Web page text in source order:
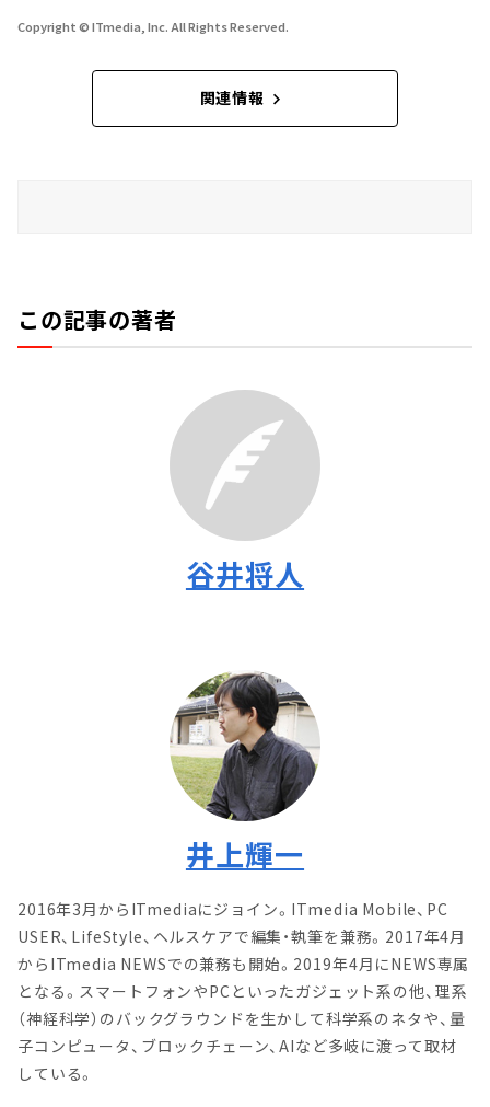
Copyright © ITmedia, Inc. All Rights Reserved.
関連情報
この記事の著者
谷井将人
井上輝一
2016年3月からITmediaにジョイン。ITmedia Mobile、PC
USER、LifeStyle、ヘルスケアで編集・執筆を兼務。2017年4月
からITmedia NEWSでの兼務も開始。2019年4月にNEWS専属
となる。スマートフォンやPCといったガジェット系の他、理系
（神経科学）のバックグラウンドを生かして科学系のネタや、量
子コンピュータ、ブロックチェーン、AIなど多岐に渡って取材
している。